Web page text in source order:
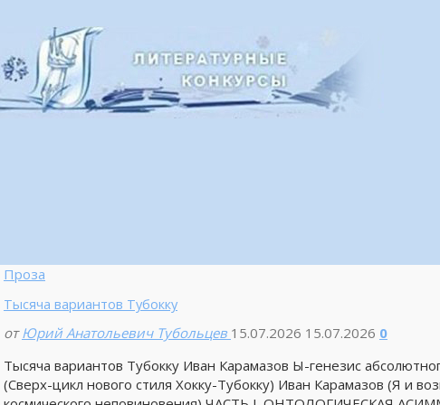
Проза
Тысяча вариантов Тубокку
от Юрий Анатольевич Тубольцев 15.07.2026 15.07.2026 0
Тысяча вариантов Тубокку Иван Карамазов Ы-генезис
(Сверх-цикл нового стиля Хокку-Тубокку) Иван Карамазов (Я и